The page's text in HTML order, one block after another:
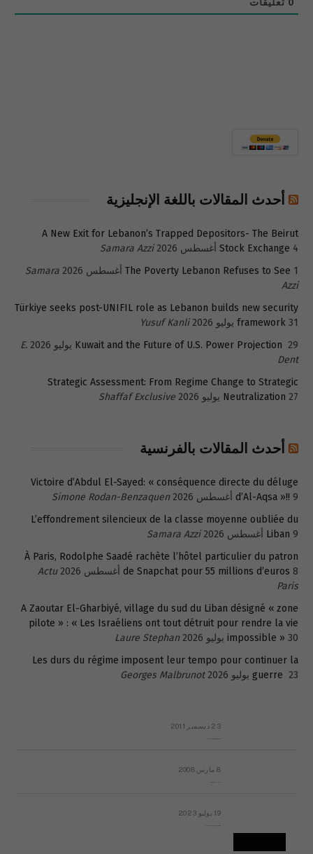
0 تعليقات
أحدث المقالات باللغة الإنجليزية
A New Exit for Lebanon’s Trapped Depositors- The Beirut
Stock Exchange 4 أغسطس 2026
Samara Azzi
The Poverty Lebanon Refuses to See 1 أغسطس 2026
Samara
Azzi
Türkiye seeks post-UNIFIL role as Lebanon builds new security
framework 31 يوليو 2026
Yusuf Kanli
Kuwait and the Future of U.S. Power Projection 29 يوليو 2026
E.
Dent
Strategic Assessment: From Regime Change to Strategic
Neutralization 27 يوليو 2026 Shaffaf Exclusive
أحدث المقالات بالفرنسية
Victoire d’Abdul El-Sayed: « conséquence directe du déluge
d’Al-Aqsa »!! 9 أغسطس 2026
Simone Rodan-Benzaquen
L’effondrement silencieux de la classe moyenne oubliée du
Liban 9 أغسطس 2026
Samara Azzi
À Paris, Rodolphe Saadé rachète l’hôtel particulier du patron
de Snapchat pour 55 millions d’euros 8 أغسطس 2026
Actu
Paris
A Zaoutar El-Gharbiyé, village du sud du Liban désigné « zone
pilote » : « Les Israéliens ont tout détruit pour rendre la vie
impossible » 30 يوليو 2026
Laure Stephan
Les durs du régime imposent leur tempo pour continuer la
guerre 23 يوليو 2026 Georges Malbrunot
23 ديسمبر 2011
8 مارس 2008
19 يوليو 2023